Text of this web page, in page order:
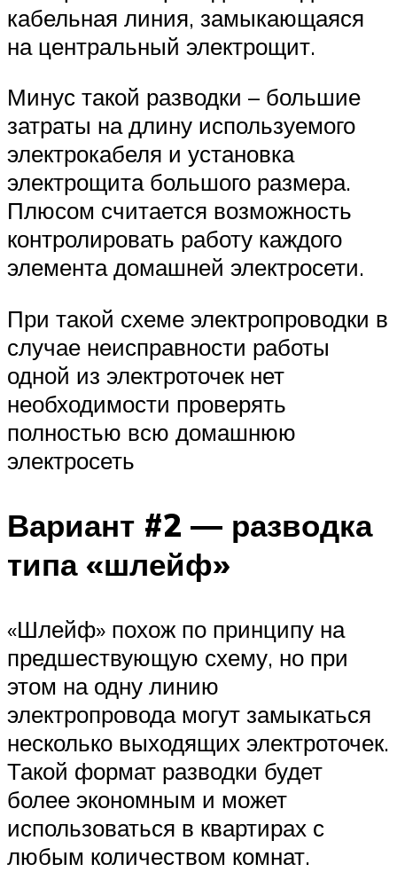
кабельная линия, замыкающаяся
на центральный электрощит.
Минус такой разводки – большие
затраты на длину используемого
электрокабеля и установка
электрощита большого размера.
Плюсом считается возможность
контролировать работу каждого
элемента домашней электросети.
При такой схеме электропроводки в
случае неисправности работы
одной из электроточек нет
необходимости проверять
полностью всю домашнюю
электросеть
Вариант #2 — разводка
типа «шлейф»
«Шлейф» похож по принципу на
предшествующую схему, но при
этом на одну линию
электропровода могут замыкаться
несколько выходящих электроточек.
Такой формат разводки будет
более экономным и может
использоваться в квартирах с
любым количеством комнат.